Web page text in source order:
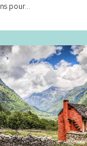
pour…